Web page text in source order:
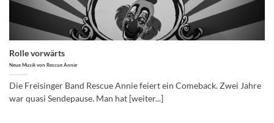
Rolle vorwärts
Neue Musik von Rescue Annie
Die Freisinger Band Rescue Annie feiert ein Comeback. Zwei Jahre
war quasi Sendepause. Man hat [weiter...]